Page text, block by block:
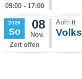
09:00 - 17:00
2026
So
08
Nov.
Zeit offen
Auftritt